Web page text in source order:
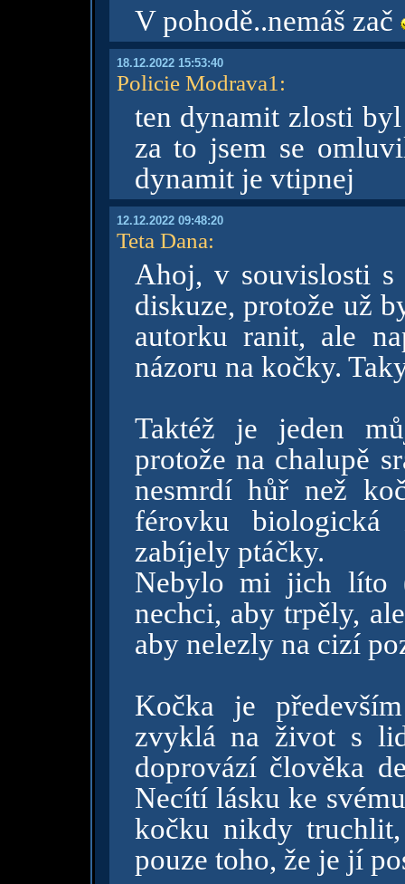
V pohodě..nemáš zač
18.12.2022 15:53:40
Policie Modrava1 :
ten dynamit zlosti
za to jsem se
dynamit je vtipnej
12.12.2022 09:48:20
Teta Dana:
Ahoj, v souvislosti
diskuze, protože už
autorku ranit, ale
názoru na kočky.
Taktéž je jeden
protože na chalupě
nesmrdí hůř než
férovku
zabíjely ptáčky.
Nebylo mi jich líto
nechci, aby trpěly,
aby nelezly na cizí
Kočka je
zvyklá na život s
doprovází člověka
Necítí lásku ke
kočku nikdy
pouze toho, že je jí